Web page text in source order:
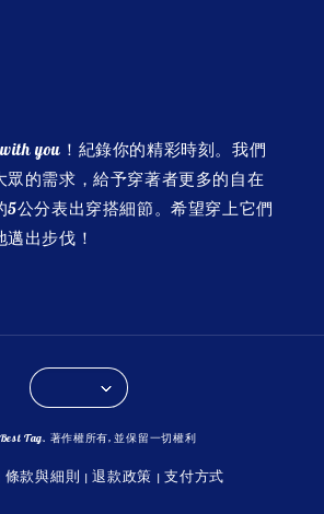
with you！紀錄你的精彩時刻。我們
眾的需求，給予穿著者更多的自在
5公分表出穿搭細節。希望穿上它們
出步伐！
Tag. 著作權所有, 並保留一切權利
條款與細則 |退款政策 |支付方式